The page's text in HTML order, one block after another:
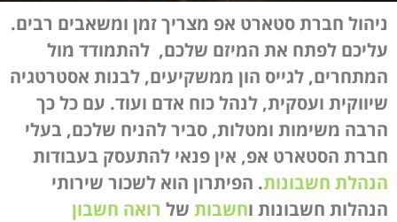
ניהול חברת סטארט אפ מצריך זמן ומשאבים רבים.
עליכם לפתח את המיזם שלכם, להתמודד מול
המתחרים, לגייס הון ממשקיעים, לבנות אסטרטגיה
שיווקית ועסקית, לנהל כוח אדם ועוד. עם כל כך
הרבה משימות ומטלות, סביר להניח שלכם, בעלי
חברת הסטארט אפ, אין פנאי להתעסק בעבודות
הנהלת חשבונות. הפיתרון הוא לשכור שירותי
הנהלות חשבונות וחשבות של רואה חשבון